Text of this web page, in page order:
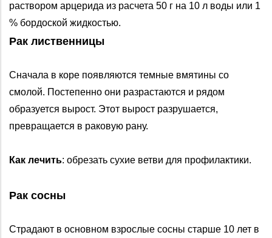
раствором арцерида из расчета 50 г на 10 л воды или 1
% бордоской жидкостью.
Рак лиственницы
Сначала в коре появляются темные вмятины со
смолой. Постепенно они разрастаются и рядом
образуется вырост. Этот вырост разрушается,
превращается в раковую рану.
Как лечить: обрезать сухие ветви для профилактики.
Рак сосны
Страдают в основном взрослые сосны старше 10 лет в